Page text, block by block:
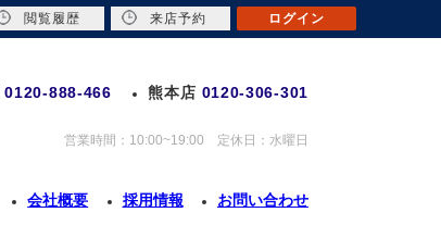
0120-888-466 熊本店 0120-306-301
営業時間：10:00~19:00 定休日：水曜日
会社概要 採用情報 お問い合わせ
閲覧履歴 来店予約 ログイン